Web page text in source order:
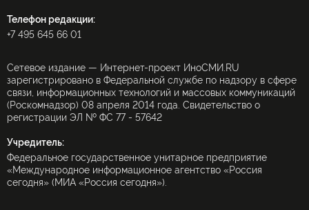
Телефон редакции:
+7 495 645 66 01
Сетевое издание — Интернет-проект ИноСМИ.RU
зарегистрировано в Федеральной службе по надзору в сфере
связи, информационных технологий и массовых коммуникаций
(Роскомнадзор) 08 апреля 2014 года. Свидетельство о
регистрации ЭЛ № ФС 77 - 57642
Учредитель:
Федеральное государственное унитарное предприятие
«Международное информационное агентство «Россия
сегодня» (МИА «Россия сегодня»).